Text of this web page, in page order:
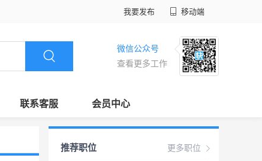
我要发布 移动端
微信公众号
查看更多工作
联系客服 会员中心
更多职位
推荐职位